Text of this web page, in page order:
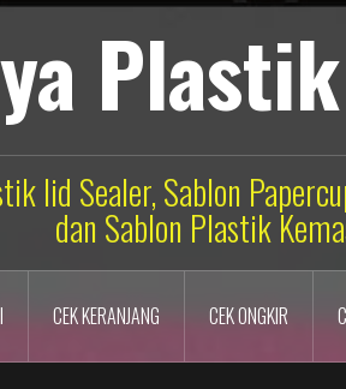
lid Sealer, Sablon
dan Sablon Plastik
CEK KERANJANG CEK ONGKIR